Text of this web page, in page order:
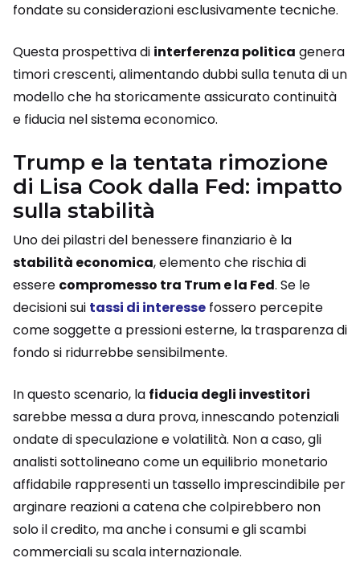
fondate su considerazioni esclusivamente tecniche.
Questa prospettiva di interferenza politica genera
timori crescenti, alimentando dubbi sulla tenuta di un
modello che ha storicamente assicurato continuità
e fiducia nel sistema economico.
Trump e la tentata rimozione
di Lisa Cook dalla Fed: impatto
sulla stabilità
Uno dei pilastri del benessere finanziario è la
stabilità economica, elemento che rischia di
essere compromesso tra Trum e la Fed. Se le
decisioni sui tassi di interesse fossero percepite
come soggette a pressioni esterne, la trasparenza di
fondo si ridurrebbe sensibilmente.
In questo scenario, la fiducia degli investitori
sarebbe messa a dura prova, innescando potenziali
ondate di speculazione e volatilità. Non a caso, gli
analisti sottolineano come un equilibrio monetario
affidabile rappresenti un tassello imprescindibile per
arginare reazioni a catena che colpirebbero non
solo il credito, ma anche i consumi e gli scambi
commerciali su scala internazionale.